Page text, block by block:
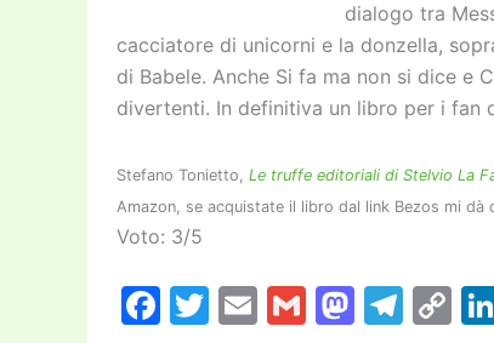
dialogo tra
cacciatore di unicorni e la donzella,
di Babele. Anche Si fa ma non si dice e
divertenti. In definitiva un libro per i fan
Stefano Tonietto, Le truffe editoriali di Stelvio La
Amazon, se acquistate il libro dal link Bezos mi dà
Voto: 3/5
F
T
E
G
M T
C